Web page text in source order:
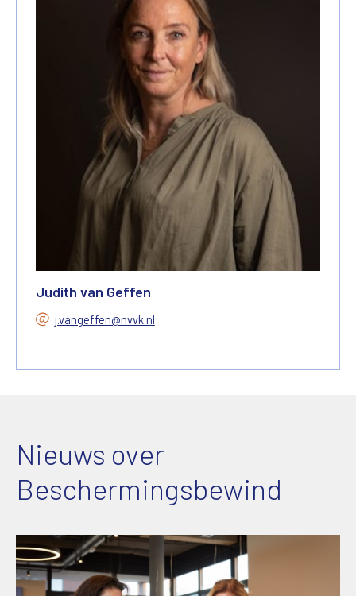
Judith van Geffen
j.vangeffen@nvvk.nl
Nieuws over
Beschermingsbewind